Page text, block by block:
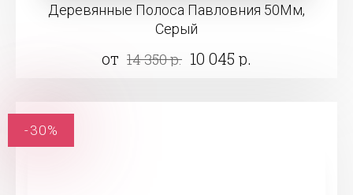
Деревянные Полоса Павловния 50Мм,
Серый
от 14 350 р. 10 045 р.
-30%